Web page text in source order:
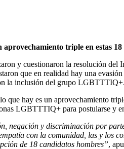
triple en estas
y cuestionaron la resolución
que en realidad hay una
la inclusión del grupo LGBTTTIQ+.
que hay es un aprovechamiento
LGBTTTIQ+ para postularse y
negación y discriminación por
con la comunidad, las y los
de 18 candidatos hombres”,